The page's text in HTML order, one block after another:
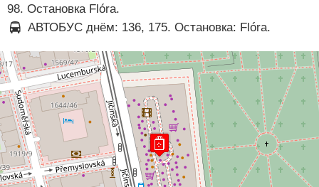
98. Остановка Flóra.
АВТОБУС днём: 136, 175. Остановка: Flóra.